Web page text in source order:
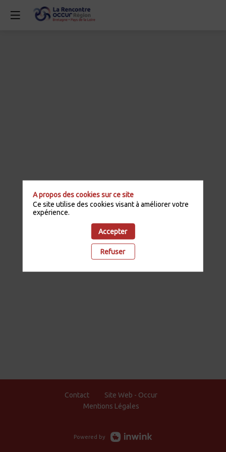
Contact
Site Web - Occur
Mentions Légales
Powered by
A propos des cookies sur ce site
Ce site utilise des cookies visant à améliorer votre
expérience.
Accepter
Refuser